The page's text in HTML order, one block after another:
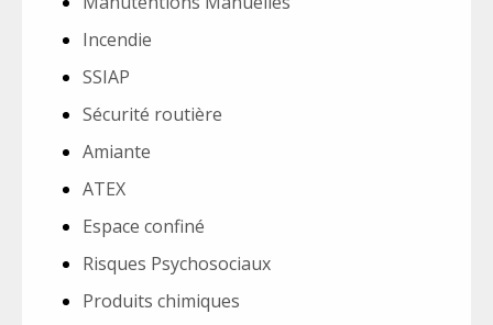
Incendie
SSIAP
Sécurité routière
Amiante
ATEX
Espace confiné
Risques Psychosociaux
Produits chimiques